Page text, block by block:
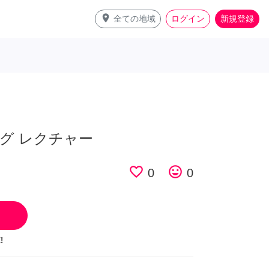
place 全ての地域 ログイン 新規登録
レクチャー
favorite_border 0 tag_faces 0